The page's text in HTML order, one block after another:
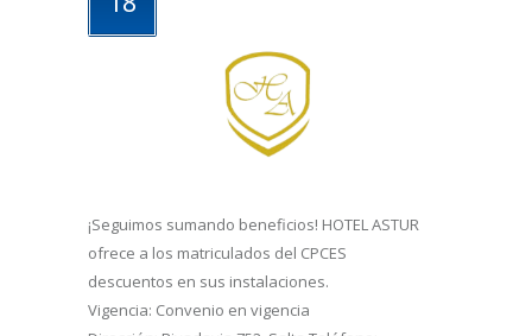
¡Seguimos sumando beneficios! HOTEL ASTUR
ofrece a los matriculados del CPCES
descuentos en sus instalaciones.
Vigencia: Convenio en vigencia